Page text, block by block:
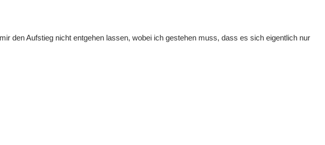
den Aufstieg nicht entgehen lassen, wobei ich gestehen muss, dass es sich eigentlich nur